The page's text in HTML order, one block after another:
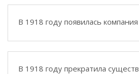
В 1918 году появилась компания
В 1918 году прекратила